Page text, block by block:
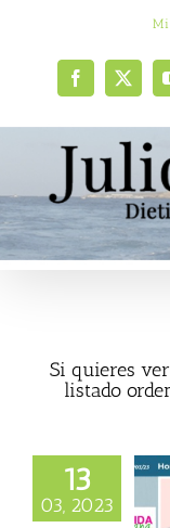
Mi
Facebook
X
Si quieres
listado
13
03, 2023
las comidas y
«Vida Sana»